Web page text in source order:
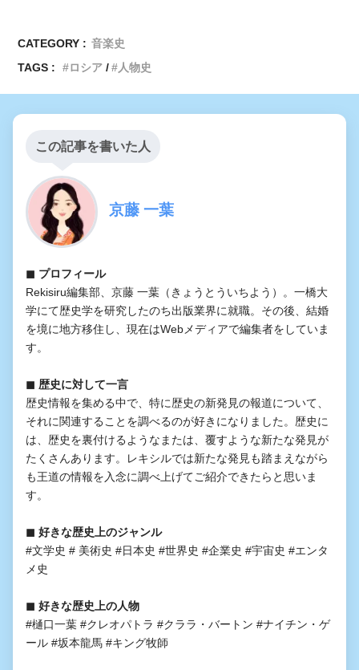
CATEGORY : 音楽史
TAGS :
ロシア 人物史
この記事を書いた人
京藤 一葉
◼︎ プロフィール
Rekisiru編集部、京藤 一葉（きょうとういちよう）。一橋大
学にて歴史学を研究したのち出版業界に就職。その後、結婚
を境に地方移住し、現在はWebメディアで編集者をしていま
す。
◼︎ 歴史に対して一言
歴史情報を集める中で、特に歴史の新発見の報道について、
それに関連することを調べるのが好きになりました。歴史に
は、歴史を裏付けるようなまたは、覆すような新たな発見が
たくさんあります。レキシルでは新たな発見も踏まえながら
も王道の情報を入念に調べ上げてご紹介できたらと思いま
す。
◼︎ 好きな歴史上のジャンル
#文学史 # 美術史 #日本史 #世界史 #企業史 #宇宙史 #エンタ
メ史
◼︎ 好きな歴史上の人物
#樋口一葉 #クレオパトラ #クララ・バートン #ナイチン・ゲ
ール #坂本龍馬 #キング牧師